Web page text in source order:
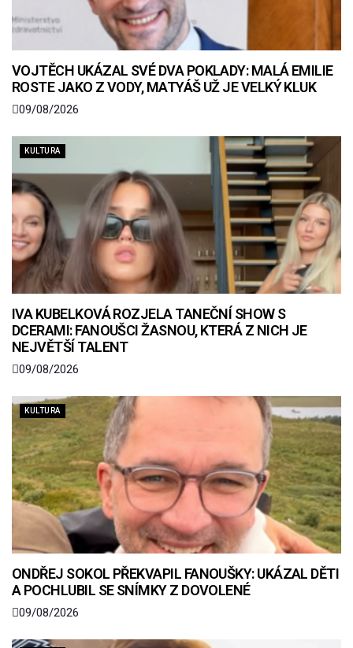
VOJTĚCH UKÁZAL SVÉ DVA POKLADY: MALÁ EMILIE
ROSTE JAKO Z VODY, MATYÁŠ UŽ JE VELKÝ KLUK
09/08/2026
KULTURA
IVA KUBELKOVÁ ROZJELA TANEČNÍ SHOW S
DCERAMI: FANOUŠCI ŽASNOU, KTERÁ Z NICH JE
NEJVĚTŠÍ TALENT
09/08/2026
KULTURA
ONDŘEJ SOKOL PŘEKVAPIL FANOUŠKY: UKÁZAL DĚTI
A POCHLUBIL SE SNÍMKY Z DOVOLENÉ
09/08/2026